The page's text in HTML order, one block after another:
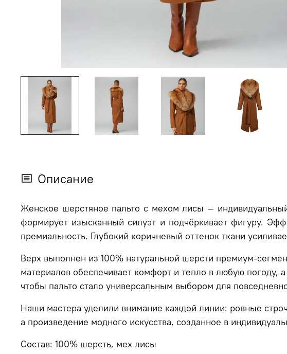
Описание
Женское шерстяное пальто с мехом лисы —
формирует изысканный силуэт и подчёркивает фигуру.
премиальность. Глубокий коричневый оттенок ткани
Верх выполнен из 100% натуральной шерсти премиум-
материалов обеспечивает комфорт и тепло в любую погоду,
чтобы пальто стало универсальным выбором для
Наши мастера уделили внимание каждой линии: ровные
а произведение модного искусства, созданное в
Состав: 100% шерсть, мех лисы